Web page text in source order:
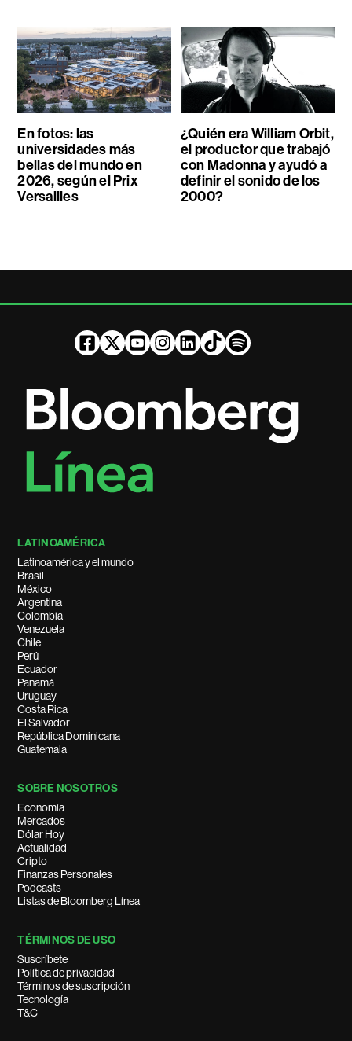
En fotos: las
universidades más
bellas del mundo en
2026, según el Prix
Versailles
¿Quién era William Orbit,
el productor que trabajó
con Madonna y ayudó a
definir el sonido de los
2000?
LATINOAMÉRICA
Latinoamérica y el mundo
Brasil
México
Argentina
Colombia
Venezuela
Chile
Perú
Ecuador
Panamá
Uruguay
Costa Rica
El Salvador
República Dominicana
Guatemala
SOBRE NOSOTROS
Economía
Mercados
Dólar Hoy
Actualidad
Cripto
Finanzas Personales
Podcasts
Listas de Bloomberg Línea
TÉRMINOS DE USO
Suscríbete
Política de privacidad
Términos de suscripción
Tecnología
T&C